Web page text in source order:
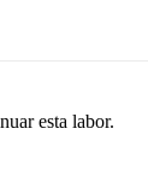
esta labor.